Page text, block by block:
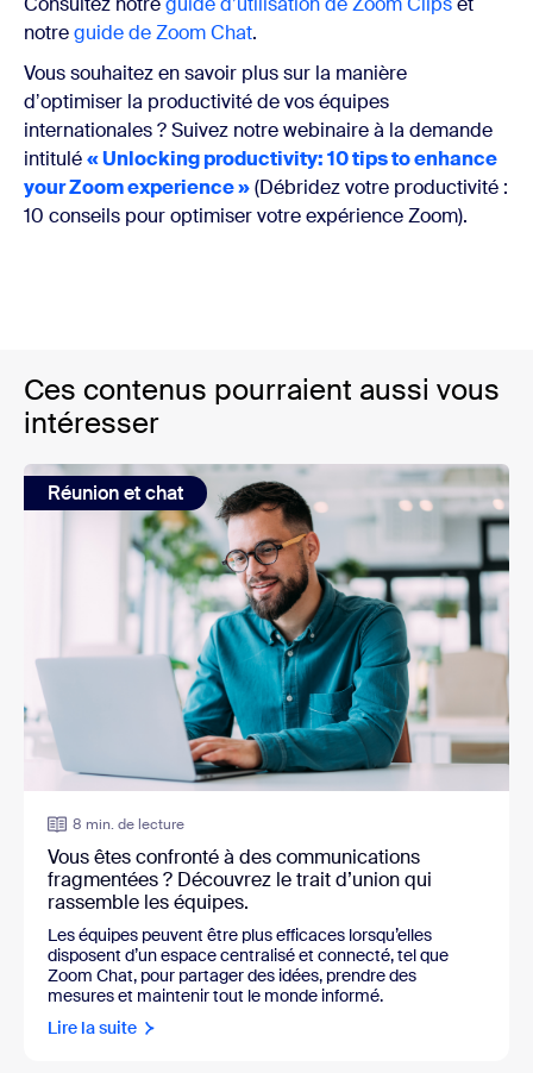
notreguide de Zoom Chat.
Vous souhaitez en savoir plus sur la manière
dʼoptimiser la productivité de vos équipes
internationales ? Suivez notre webinaire à la demande
intitulé« Unlocking productivity: 10 tips to enhance
your Zoom experience »(Débridez votre productivité :
10 conseils pour optimiser votre expérience Zoom).
Ces contenus pourraient aussi vous
intéresser
Réunion et chat
8 min. de lecture
Vous êtes confronté à des communications
fragmentées ? Découvrez le trait d’union qui
rassemble les équipes.
Les équipes peuvent être plus efficaces lorsqu’elles
disposent d’un espace centralisé et connecté, tel que
Zoom Chat, pour partager des idées, prendre des
mesures et maintenir tout le monde informé.
Lire la suite